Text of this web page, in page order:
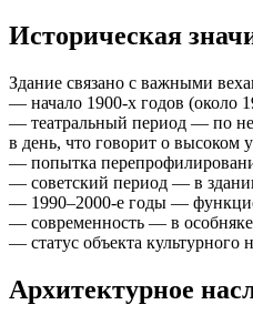
Историческая
Здание связано с важными
— начало 1900‑х годов (около
— театральный период — по
в день, что говорит о высоком
— попытка
— советский период — в
— 1990–2000‑е годы —
— современность — в особняке
— статус объекта культурного
Архитектурное